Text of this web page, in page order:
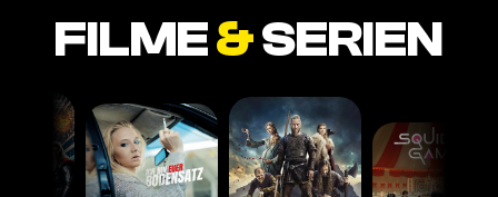
FILME&SERIEN